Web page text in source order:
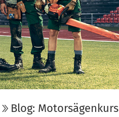
Blog: Motorsägenkurs